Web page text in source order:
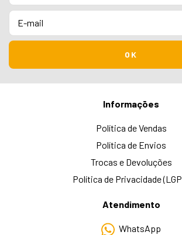
Informações
Política de Vendas
Política de Envios
Trocas e Devoluções
Política de Privacidade
Atendimento
WhatsApp